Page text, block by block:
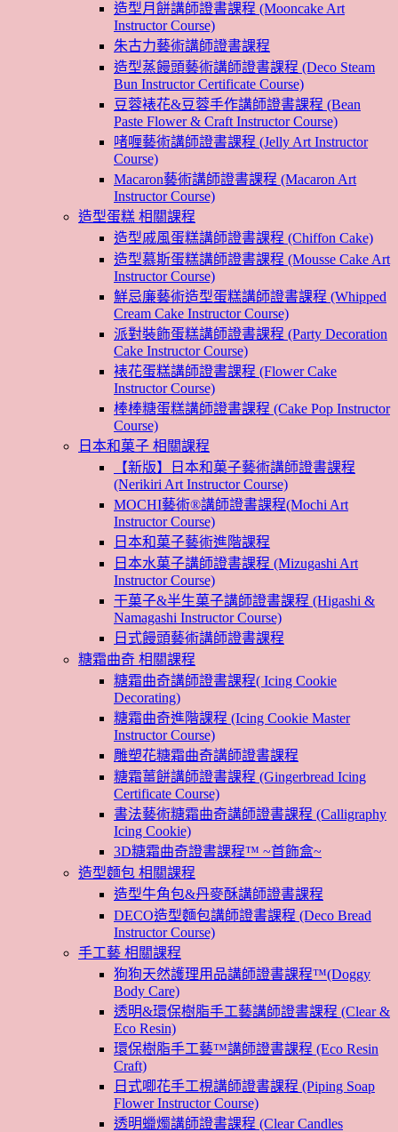
造型月餅講師證書課程 (Mooncake Art
Instructor Course)
朱古力藝術講師證書課程
造型蒸饅頭藝術講師證書課程 (Deco Steam
Bun Instructor Certificate Course)
豆蓉裱花&豆蓉手作講師證書課程 (Bean
Paste Flower & Craft Instructor Course)
啫喱藝術講師證書課程 (Jelly Art Instructor
Course)
Macaron藝術講師證書課程 (Macaron Art
Instructor Course)
造型蛋糕 相關課程
造型戚風蛋糕講師證書課程 (Chiffon Cake)
造型慕斯蛋糕講師證書課程 (Mousse Cake Art
Instructor Course)
鮮忌廉藝術造型蛋糕講師證書課程 (Whipped
Cream Cake Instructor Course)
派對裝飾蛋糕講師證書課程 (Party Decoration
Cake Instructor Course)
裱花蛋糕講師證書課程 (Flower Cake
Instructor Course)
棒棒糖蛋糕講師證書課程 (Cake Pop Instructor
Course)
日本和菓子 相關課程
【新版】日本和菓子藝術講師證書課程
(Nerikiri Art Instructor Course)
MOCHI藝術®講師證書課程(Mochi Art
Instructor Course)
日本和菓子藝術進階課程
日本水菓子講師證書課程 (Mizugashi Art
Instructor Course)
干菓子&半生菓子講師證書課程 (Higashi &
Namagashi Instructor Course)
日式饅頭藝術講師證書課程
糖霜曲奇 相關課程
糖霜曲奇講師證書課程( Icing Cookie
Decorating)
糖霜曲奇進階課程 (Icing Cookie Master
Instructor Course)
雕塑花糖霜曲奇講師證書課程
糖霜薑餅講師證書課程 (Gingerbread Icing
Certificate Course)
書法藝術糖霜曲奇講師證書課程 (Calligraphy
Icing Cookie)
3D糖霜曲奇證書課程™ ~首飾盒~
造型麵包 相關課程
造型牛角包&丹麥酥講師證書課程
DECO造型麵包講師證書課程 (Deco Bread
Instructor Course)
手工藝 相關課程
狗狗天然護理用品講師證書課程™(Doggy
Body Care)
透明&環保樹脂手工藝講師證書課程 (Clear &
Eco Resin)
環保樹脂手工藝™講師證書課程 (Eco Resin
Craft)
日式唧花手工梘講師證書課程 (Piping Soap
Flower Instructor Course)
透明蠟燭講師證書課程 (Clear Candles